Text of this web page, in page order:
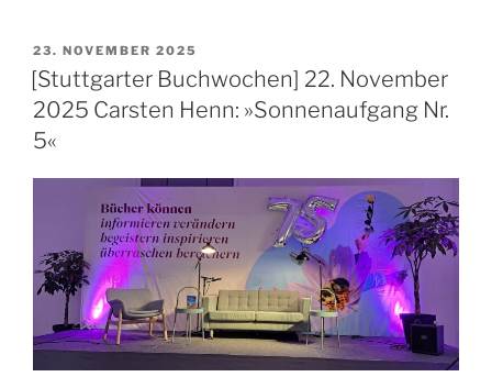
VERÖFFENTLICHT
AM
23. NOVEMBER 2025
[Stuttgarter Buchwochen] 22. November
2025 Carsten Henn: »Sonnenaufgang Nr.
5«